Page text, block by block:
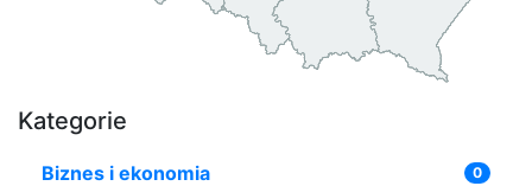
Kategorie
Biznes i ekonomia 0